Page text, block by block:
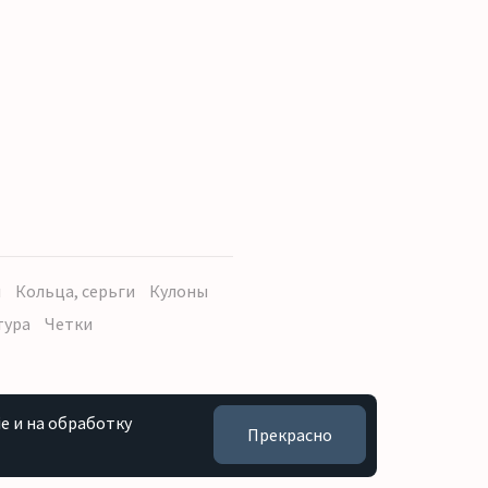
Кольца, серьги
Кулоны
Четки
и на обработку
Прекрасно